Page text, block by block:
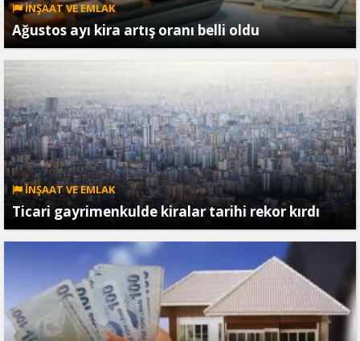
İNŞAAT VE EMLAK
Ağustos ayı kira artış oranı belli oldu
İNŞAAT VE EMLAK
Ticari gayrimenkulde kiralar tarihi rekor kırdı